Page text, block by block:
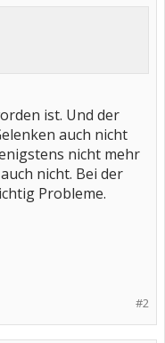
ist. Und der
auch nicht
nicht mehr
nicht. Bei der
Probleme.
#2